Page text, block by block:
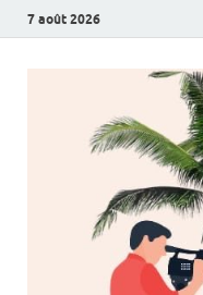
7 août 2026